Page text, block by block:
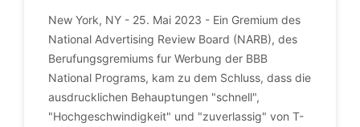
New York, NY - 25. Mai 2023 - Ein Gremium des
National Advertising Review Board (NARB), des
Berufungsgremiums fur Werbung der BBB
National Programs, kam zu dem Schluss, dass die
ausdrucklichen Behauptungen "schnell",
"Hochgeschwindigkeit" und "zuverlassig" von T-